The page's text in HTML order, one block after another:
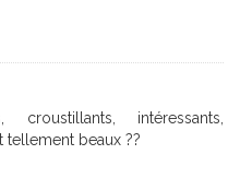
intéressants,
tellement beaux ??